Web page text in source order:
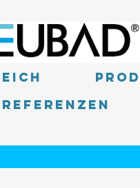
Referenzen